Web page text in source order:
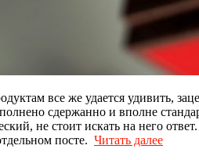
все же удается удивить,
сдержанно и вполне
не стоит искать на него
посте. Читать далее